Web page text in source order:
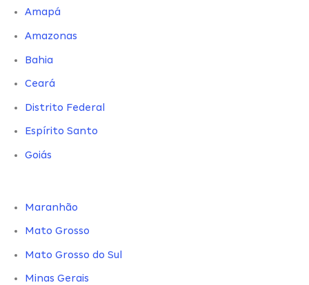
Amapá
Amazonas
Bahia
Ceará
Distrito Federal
Espírito Santo
Goiás
Maranhão
Mato Grosso
Mato Grosso do Sul
Minas Gerais